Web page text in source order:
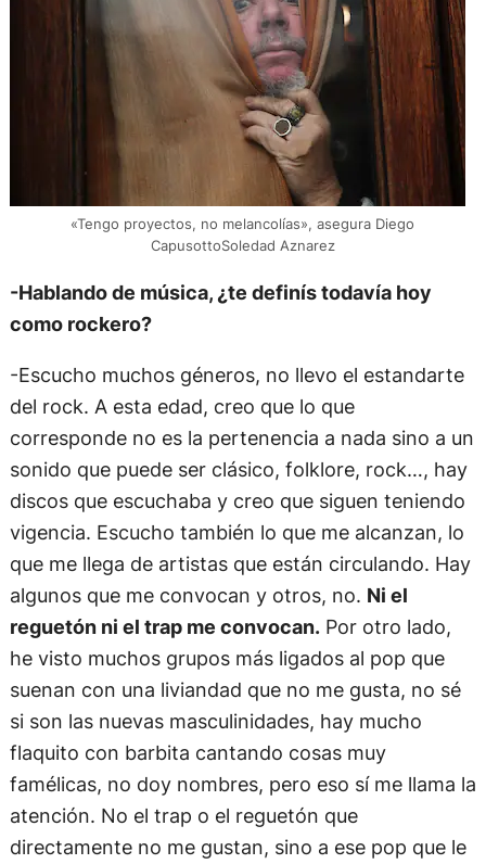
«Tengo proyectos, no melancolías», asegura Diego
CapusottoSoledad Aznarez
-Hablando de música, ¿te definís todavía hoy
como rockero?
-Escucho muchos géneros, no llevo el estandarte
del rock. A esta edad, creo que lo que
corresponde no es la pertenencia a nada sino a un
sonido que puede ser clásico, folklore, rock…, hay
discos que escuchaba y creo que siguen teniendo
vigencia. Escucho también lo que me alcanzan, lo
que me llega de artistas que están circulando. Hay
algunos que me convocan y otros, no. Ni el
reguetón ni el trap me convocan.Por otro lado,
he visto muchos grupos más ligados al pop que
suenan con una liviandad que no me gusta, no sé
si son las nuevas masculinidades, hay mucho
flaquito con barbita cantando cosas muy
famélicas, no doy nombres, pero eso sí me llama la
atención. No el trap o el reguetón que
directamente no me gustan, sino a ese pop que le